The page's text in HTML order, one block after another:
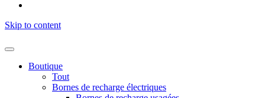
Skip to content
Boutique
Tout
Bornes de recharge électriques